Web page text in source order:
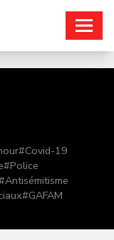
#Covid-19
#Police
Antisémitisme
#GAFAM